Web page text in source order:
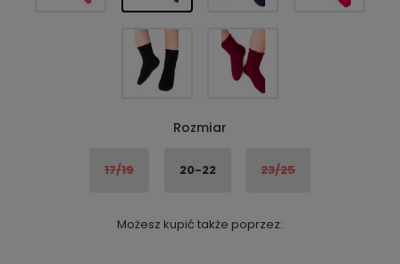
Rozmiar
17/19 20-22 23/25
Możesz kupić także poprzez: